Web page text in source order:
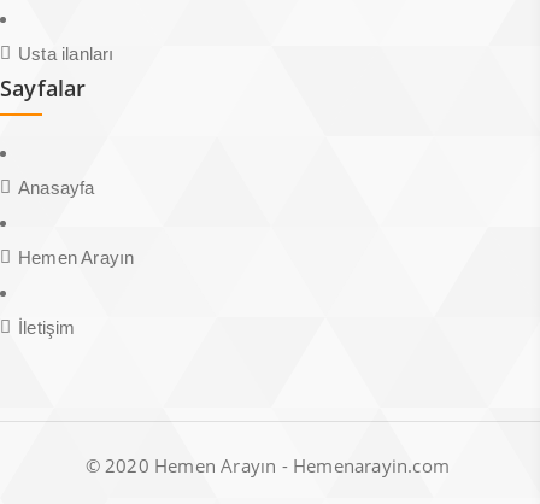
Usta ilanları
Sayfalar
Anasayfa
Hemen Arayın
İletişim
© 2020 Hemen Arayın - Hemenarayin.com